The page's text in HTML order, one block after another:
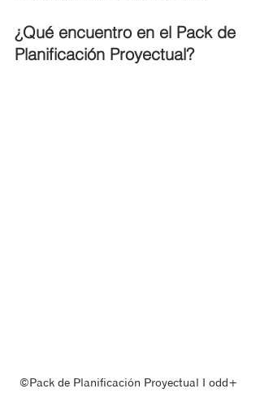
¿Qué encuentro en el Pack de
Planificación Proyectual?
©Pack de Planificación Proyectual ‖ odd+